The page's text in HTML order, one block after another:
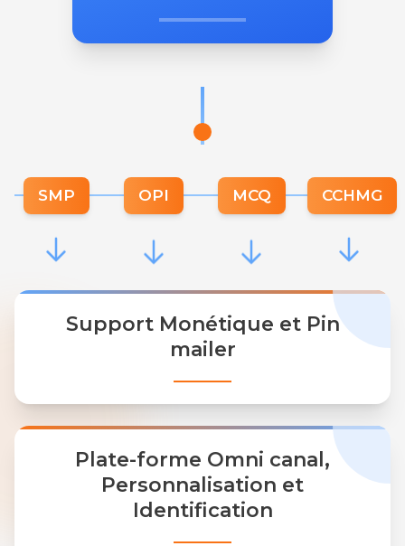
SMP OPI MCQ CCHMG
Support Monétique et Pin
mailer
Plate-forme Omni canal,
Personnalisation et
Identification